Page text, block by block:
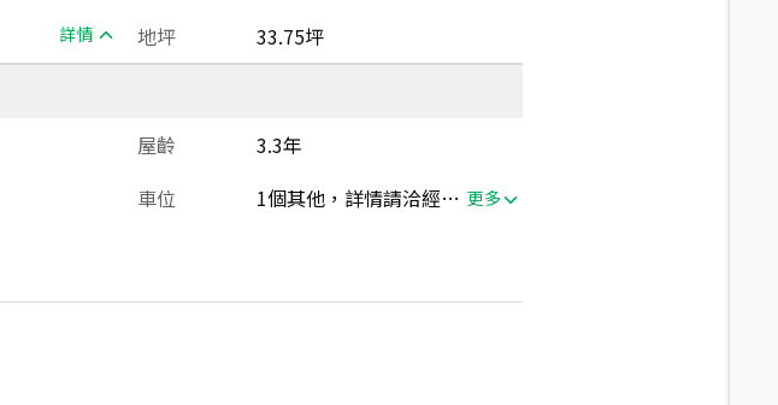
詳情 地坪
33.75坪
屋齡
3.3年
車位 1個其他，詳情請洽經紀人員 更多